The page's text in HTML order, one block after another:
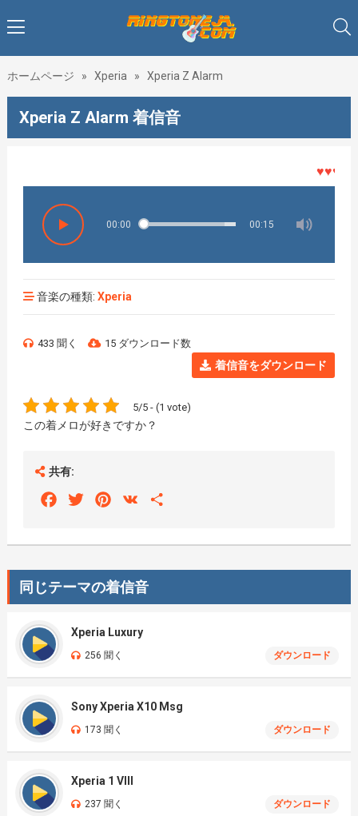
ホームページ » Xperia » Xperia Z Alarm
Xperia Z Alarm 着信音
♥♥♥着メ
00:00 00:15
音楽の種類: Xperia
433 聞く 15 ダウンロード数
着信音をダウンロード
5/5 - (1 vote)
この着メロが好きですか？
共有:
FacebookTwitterPinterest
VK
同じテーマの着信音
Xperia Luxury
256 聞く ダウンロード
Sony Xperia X10 Msg
173 聞く ダウンロード
Xperia 1 VIII
237 聞く ダウンロード